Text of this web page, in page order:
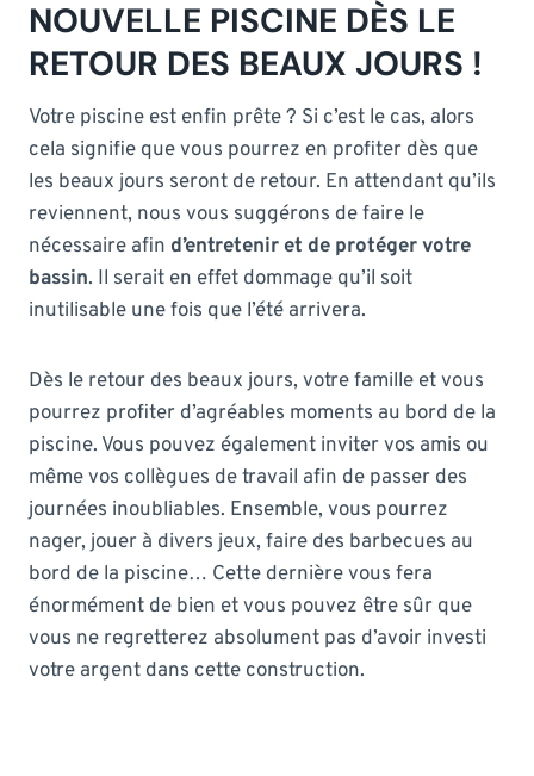
NOUVELLE PISCINE DÈS LE
RETOUR DES BEAUX JOURS !
Votre piscine est enfin prête ? Si c’est le cas, alors
cela signifie que vous pourrez en profiter dès que
les beaux jours seront de retour. En attendant qu’ils
reviennent, nous vous suggérons de faire le
nécessaire afin d’entretenir et de protéger votre
bassin. Il serait en effet dommage qu’il soit
inutilisable une fois que l’été arrivera.
Dès le retour des beaux jours, votre famille et vous
pourrez profiter d’agréables moments au bord de la
piscine. Vous pouvez également inviter vos amis ou
même vos collègues de travail afin de passer des
journées inoubliables. Ensemble, vous pourrez
nager, jouer à divers jeux, faire des barbecues au
bord de la piscine… Cette dernière vous fera
énormément de bien et vous pouvez être sûr que
vous ne regretterez absolument pas d’avoir investi
votre argent dans cette construction.